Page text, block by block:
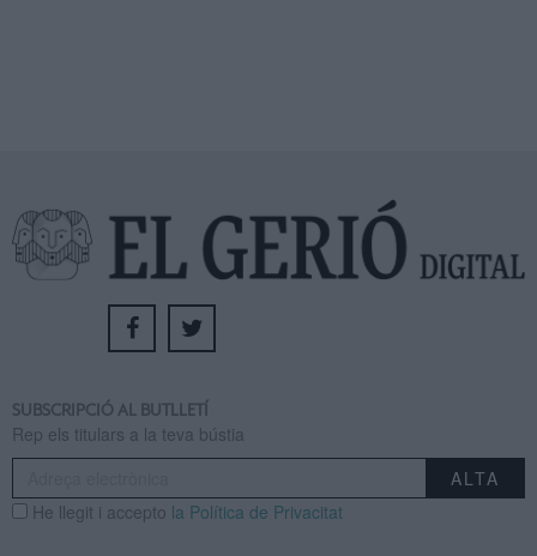
SUBSCRIPCIÓ AL BUTLLETÍ
Rep els titulars a la teva bústia
He llegit i accepto la Política de Privacitat